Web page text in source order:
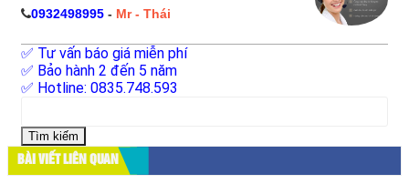
0932498995 - Mr - Thái
✅ Tư vấn báo giá miễn phí
✅ Bảo hành 2 đến 5 năm
✅ Hotline: 0835.748.593
cho:
BÀI VIẾT LIÊN QUAN